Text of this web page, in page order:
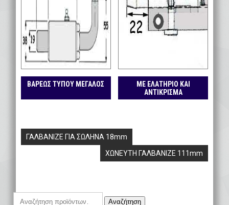
ΒΑΡΕΩΣ ΤΥΠΟΥ ΜΕΓΑΛΟΣ
ΜΕ ΕΛΑΤΗΡΙΟ ΚΑΙ
ΑΝΤΙΚΡΙΣΜΑ
Πλοήγηση
ΓΑΛΒΑΝΙΖΕ ΓΙΑ ΣΩΛΗΝΑ 18mm
ΧΩΝΕΥΤΗ ΓΑΛΒΑΝΙΖΕ 111mm
Αναζήτηση
Αναζήτηση